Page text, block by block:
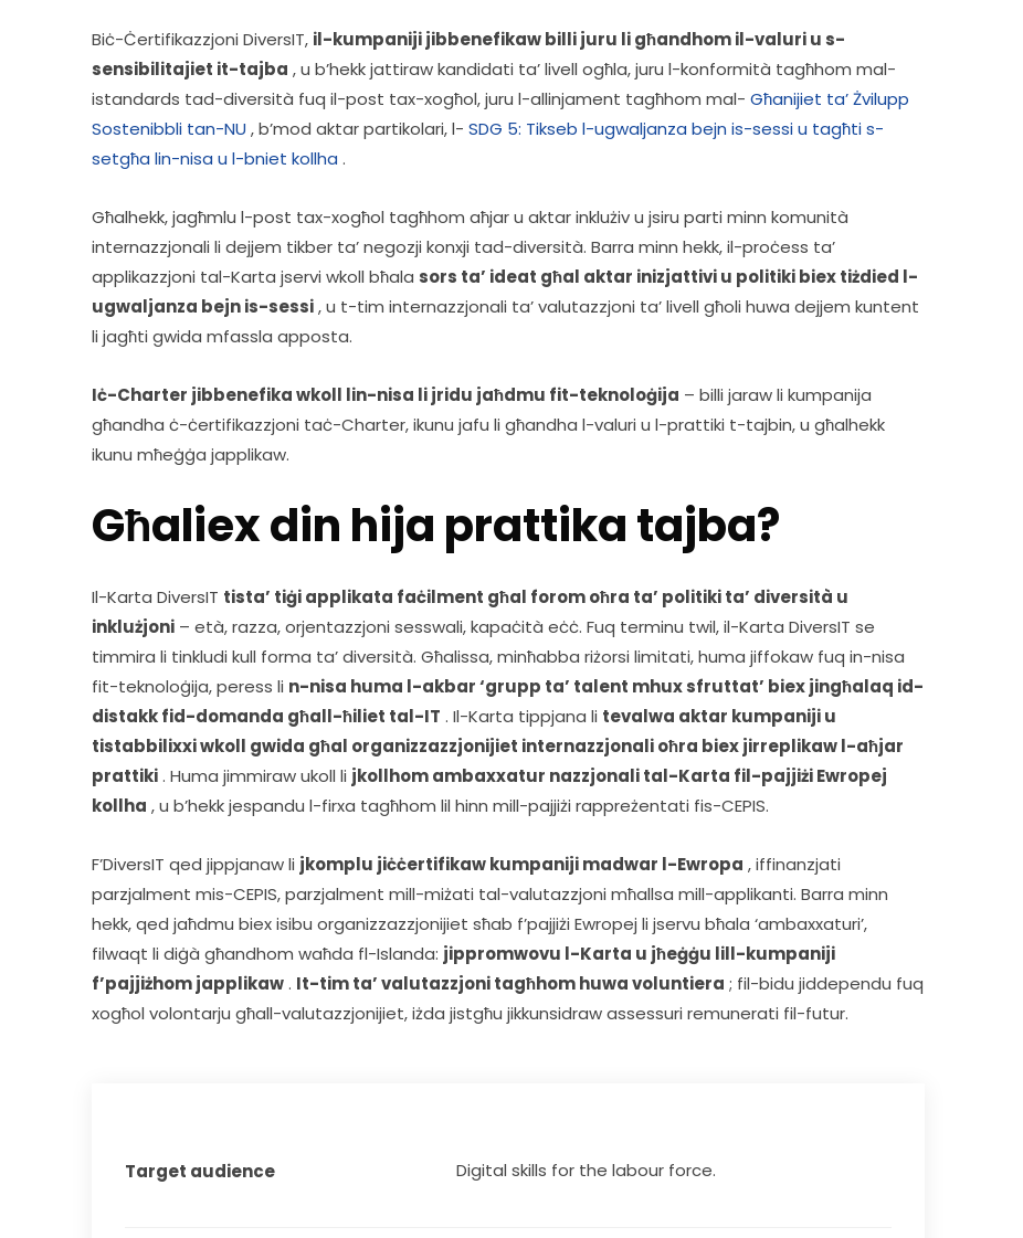
Biċ-Ċertifikazzjoni DiversIT, il-kumpaniji jibbenefikaw billi juru li għandhom il-valuri u s-
sensibilitajiet it-tajba , u b’hekk jattiraw kandidati ta’ livell ogħla, juru l-konformità tagħhom mal-
istandards tad-diversità fuq il-post tax-xogħol, juru l-allinjament tagħhom mal- Għanijiet ta’ Żvilupp
Sostenibbli tan-NU , b’mod aktar partikolari, l- SDG 5: Tikseb l-ugwaljanza bejn is-sessi u tagħti s-
setgħa lin-nisa u l-bniet kollha .
Għalhekk, jagħmlu l-post tax-xogħol tagħhom aħjar u aktar inklużiv u jsiru parti minn komunità
internazzjonali li dejjem tikber ta’ negozji konxji tad-diversità. Barra minn hekk, il-proċess ta’
applikazzjoni tal-Karta jservi wkoll bħala sors ta’ ideat għal aktar inizjattivi u politiki biex tiżdied l-
ugwaljanza bejn is-sessi , u t-tim internazzjonali ta’ valutazzjoni ta’ livell għoli huwa dejjem kuntent
li jagħti gwida mfassla apposta.
Iċ-Charter jibbenefika wkoll lin-nisa li jridu jaħdmu fit-teknoloġija – billi jaraw li kumpanija
għandha ċ-ċertifikazzjoni taċ-Charter, ikunu jafu li għandha l-valuri u l-prattiki t-tajbin, u għalhekk
ikunu mħeġġa japplikaw.
Għaliex din hija prattika tajba?
Il-Karta DiversIT tista’ tiġi applikata faċilment għal forom oħra ta’ politiki ta’ diversità u
inklużjoni – età, razza, orjentazzjoni sesswali, kapaċità eċċ. Fuq terminu twil, il-Karta DiversIT se
timmira li tinkludi kull forma ta’ diversità. Għalissa, minħabba riżorsi limitati, huma jiffokaw fuq in-nisa
fit-teknoloġija, peress li n-nisa huma l-akbar ‘grupp ta’ talent mhux sfruttat’ biex jingħalaq id-
distakk fid-domanda għall-ħiliet tal-IT . Il-Karta tippjana li tevalwa aktar kumpaniji u
tistabbilixxi wkoll gwida għal organizzazzjonijiet internazzjonali oħra biex jirreplikaw l-aħjar
prattiki . Huma jimmiraw ukoll li jkollhom ambaxxatur nazzjonali tal-Karta fil-pajjiżi Ewropej
kollha , u b’hekk jespandu l-firxa tagħhom lil hinn mill-pajjiżi rappreżentati fis-CEPIS.
F’DiversIT qed jippjanaw li jkomplu jiċċertifikaw kumpaniji madwar l-Ewropa , iffinanzjati
parzjalment mis-CEPIS, parzjalment mill-miżati tal-valutazzjoni mħallsa mill-applikanti. Barra minn
hekk, qed jaħdmu biex isibu organizzazzjonijiet sħab f’pajjiżi Ewropej li jservu bħala ‘ambaxxaturi’,
filwaqt li diġà għandhom waħda fl-Islanda: jippromwovu l-Karta u jħeġġu lill-kumpaniji
f’pajjiżhom japplikaw . It-tim ta’ valutazzjoni tagħhom huwa voluntiera ; fil-bidu jiddependu fuq
xogħol volontarju għall-valutazzjonijiet, iżda jistgħu jikkunsidraw assessuri remunerati fil-futur.
Target audience Digital skills for the labour force.